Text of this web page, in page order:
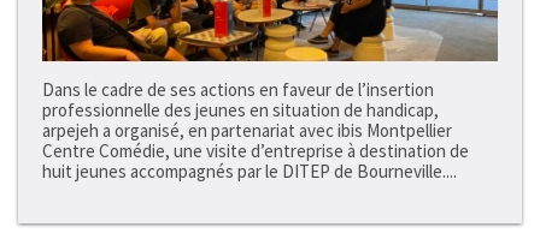
Dans le cadre de ses actions en faveur de l’insertion
professionnelle des jeunes en situation de handicap,
arpejeh a organisé, en partenariat avec ibis Montpellier
Centre Comédie, une visite d’entreprise à destination de
huit jeunes accompagnés par le DITEP de Bourneville....